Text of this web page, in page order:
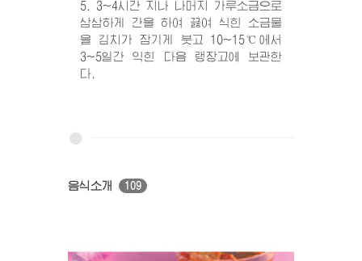
5. 3~4시간 지나 나머지 가루소금으로
삼삼하게 간을 하여 끓여 식힌 소금물
을 김치가 잠기게 붓고 10~15℃에서
3~5일간 익힌 다음 랭장고에 보관한
다.
음식소개 109